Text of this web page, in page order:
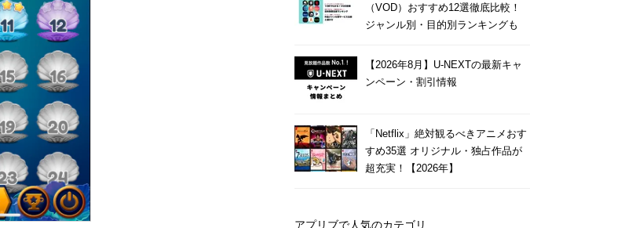
（VOD）おすすめ12選徹底比較！
ジャンル別・目的別ランキングも
【2026年8月】U-NEXTの最新キャ
ンペーン・割引情報
「Netflix」絶対観るべきアニメおす
すめ35選 オリジナル・独占作品が
超充実！【2026年】
アプリブで人気のカテゴリ